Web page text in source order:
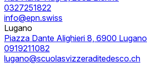
0327251822
info@epn.swiss
Lugano
Piazza Dante Alighieri 8, 6900 Lugano
0919211082
lugano@scuolasvizzeraditedesco.ch